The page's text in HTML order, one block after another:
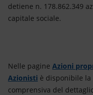
detiene n. 178.862.349
capitale sociale.
Nelle pagine Azioni
Azionisti è disponibile
comprensiva del